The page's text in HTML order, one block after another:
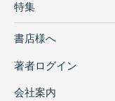
特集
書店様へ
著者ログイン
会社案内